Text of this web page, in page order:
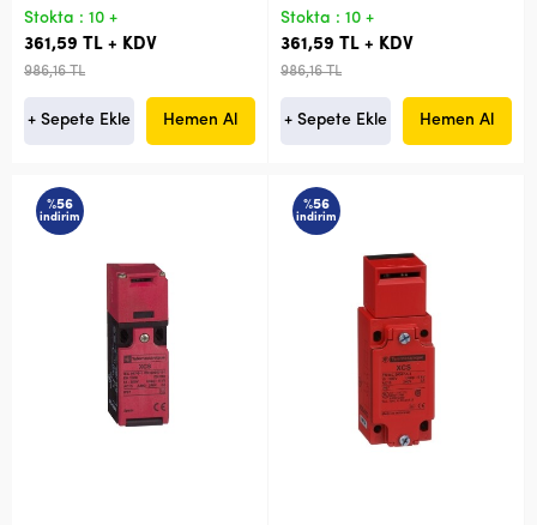
Stokta : 10 +
361,59 TL + KDV
986,16 TL
+ Sepete Ekle Hemen Al
Stokta : 10 +
361,59 TL + KDV
986,16 TL
+ Sepete Ekle Hemen Al
%56
indirim
%56
indirim